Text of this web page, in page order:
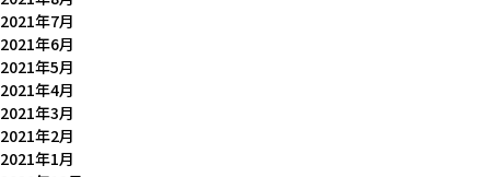
2021年7月
2021年6月
2021年5月
2021年4月
2021年3月
2021年2月
2021年1月